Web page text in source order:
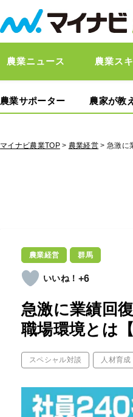
農業ニュース 農業ス
農業サポーター 農家が教
マイナビ農業TOP> 農業経営 > 急激に
農業経営 群馬
+6
急激に業績回
職場環境とは【
スペシャル対談 人材育成